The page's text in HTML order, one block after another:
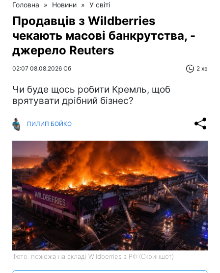
Головна » Новини » У світі
Продавців з Wildberries
чекають масові банкрутства, -
джерело Reuters
02:07 08.08.2026 Сб 2 хв
Чи буде щось робити Кремль, щоб
врятувати дрібний бізнес?
ПИЛИП БОЙКО
Фото: пожежа на складі Wildberries в РФ (Скриншот)